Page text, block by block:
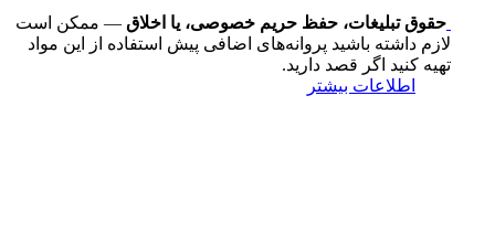
حقوق تبلیغات، حفظ حریم خصوصی، یا اخلاق — ممکن است
لازم داشته باشید پروانه‌های اضافی پیش استفاده از این مواد
تهیه کنید اگر قصد دارید.
اطلاعات بیشتر